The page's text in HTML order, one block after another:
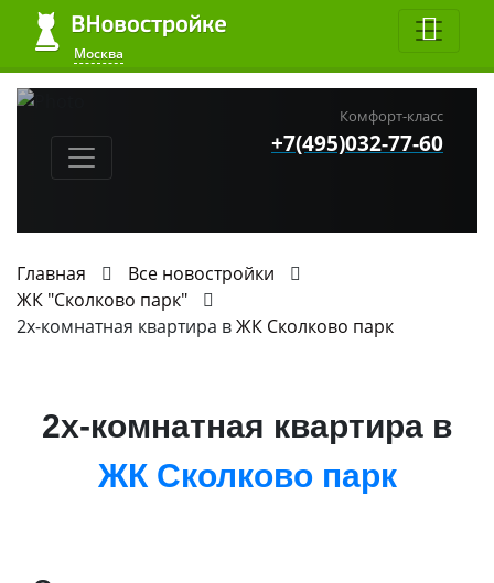
Москва
Комфорт-класс
+7(495)032-77-60
Главная
Все новостройки
ЖК "Сколково парк"
2х-комнатная квартира вЖК Сколково парк
2х-комнатная квартира в
ЖК Сколково парк